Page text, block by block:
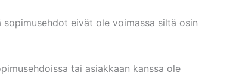
sopimusehdot eivät ole voimassa siltä osin
tai asiakkaan kanssa ole